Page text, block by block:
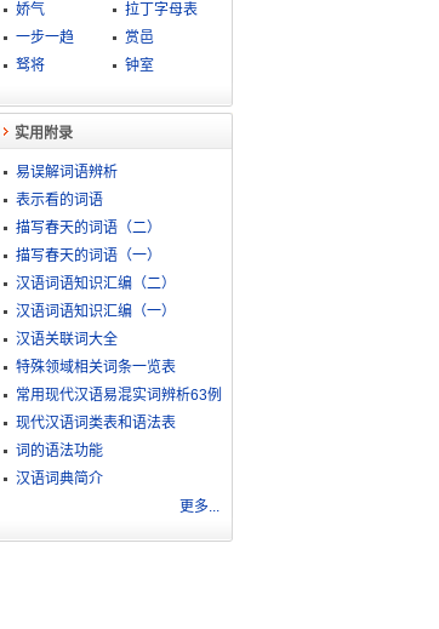
娇气
拉丁字母表
一步一趋
赏邑
驽将
钟室
实用附录
易误解词语辨析
表示看的词语
描写春天的词语（二）
描写春天的词语（一）
汉语词语知识汇编（二）
汉语词语知识汇编（一）
汉语关联词大全
特殊领域相关词条一览表
常用现代汉语易混实词辨析63例
现代汉语词类表和语法表
词的语法功能
汉语词典简介
更多...